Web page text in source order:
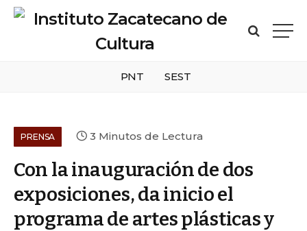
PNT SEST
PRENSA 3 Minutos de Lectura
Con la inauguración de dos
exposiciones, da inicio el
programa de artes plásticas y